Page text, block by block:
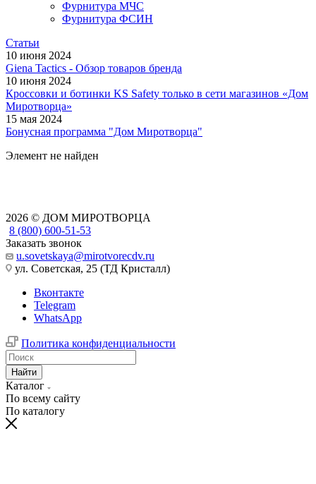
Фурнитура МЧС
Фурнитура ФСИН
Статьи
10 июня 2024
Giena Tactics - Обзор товаров бренда
10 июня 2024
Кроссовки и ботинки KS Safety только в сети магазинов «Дом
Миротворца»
15 мая 2024
Бонусная программа "Дом Миротворца"
Элемент не найден
2026 © ДОМ МИРОТВОРЦА
8 (800) 600-51-53
Заказать звонок
u.sovetskaya@mirotvorecdv.ru
ул. Советская, 25 (ТД Кристалл)
Вконтакте
Telegram
WhatsApp
Политика конфиденциальности
Найти
Каталог
По всему сайту
По каталогу